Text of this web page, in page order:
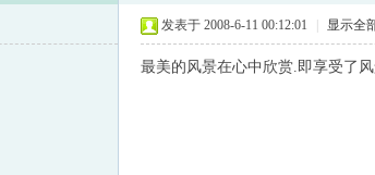
发表于 2008-6-11 00:12:01 显示全
最美的风景在心中欣赏.即享受了